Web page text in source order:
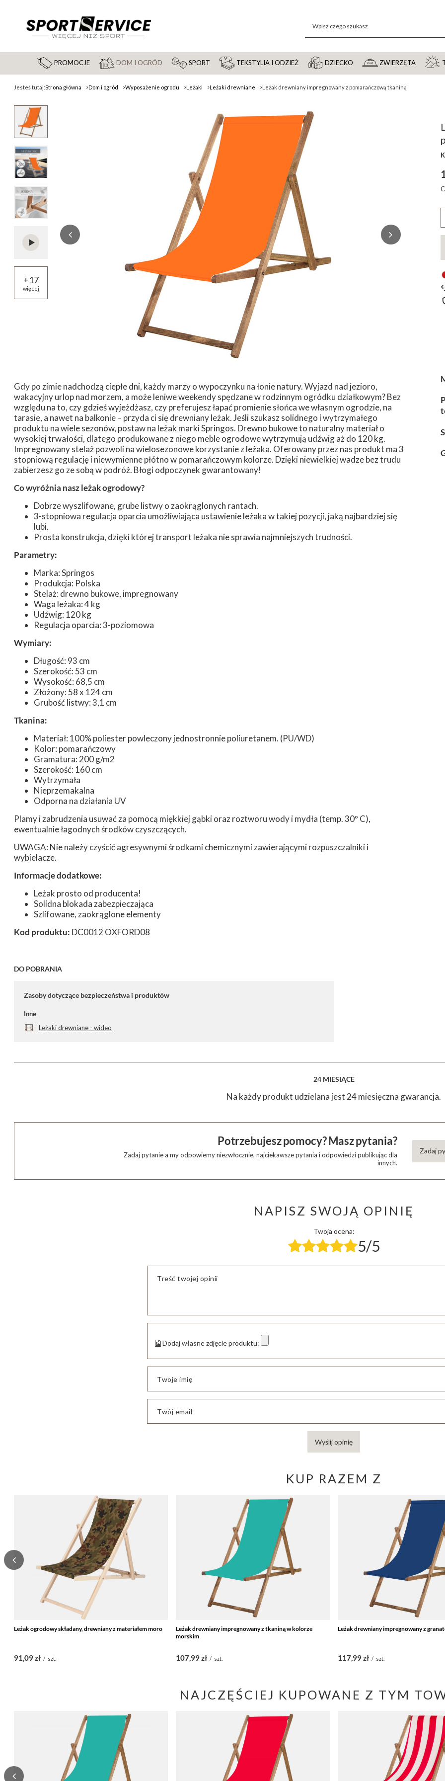
PROMOCJE DOM I OGRÓD SPORT TEKSTYLIA I ODZIEŻ DZIECKO ZWIERZĘTA
Jesteś tutaj:Strona główna Dom i ogród Wyposażenie ogrodu Leżaki Leżaki drewniane Leżak drewniany impregnowany z pomarańczową tkaniną
+17
więcej
Gdy po zimie nadchodzą ciepłe dni, każdy marzy o wypoczynku na łonie natury. Wyjazd nad jezioro,
wakacyjny urlop nad morzem, a może leniwe weekendy spędzane w rodzinnym ogródku działkowym? Bez
względu na to, czy gdzieś wyjeżdżasz, czy preferujesz łapać promienie słońca we własnym ogrodzie, na
tarasie, a nawet na balkonie – przyda ci się drewniany leżak. Jeśli szukasz solidnego i wytrzymałego
produktu na wiele sezonów, postaw na leżak marki Springos. Drewno bukowe to naturalny materiał o
wysokiej trwałości, dlatego produkowane z niego meble ogrodowe wytrzymują udźwig aż do 120 kg.
Impregnowany stelaż pozwoli na wielosezonowe korzystanie z leżaka. Oferowany przez nas produkt ma 3
stopniową regulację i niewymienne płótno w pomarańczowym kolorze. Dzięki niewielkiej wadze bez trudu
zabierzesz go ze sobą w podróż. Błogi odpoczynek gwarantowany!
Co wyróżnia nasz leżak ogrodowy?
Dobrze wyszlifowane, grube listwy o zaokrąglonych rantach.
3-stopniowa regulacja oparcia umożliwiająca ustawienie leżaka w takiej pozycji, jaką najbardziej się
lubi.
Prosta konstrukcja, dzięki której transport leżaka nie sprawia najmniejszych trudności.
Parametry:
Marka: Springos
Produkcja: Polska
Stelaż: drewno bukowe, impregnowany
Waga leżaka: 4 kg
Udźwig: 120 kg
Regulacja oparcia: 3-poziomowa
Wymiary:
Długość: 93 cm
Szerokość: 53 cm
Wysokość: 68,5 cm
Złożony: 58 x 124 cm
Grubość listwy: 3,1 cm
Tkanina:
Materiał: 100% poliester powleczony jednostronnie poliuretanem. (PU/WD)
Kolor: pomarańczowy
Gramatura: 200 g/m2
Szerokość: 160 cm
Wytrzymała
Nieprzemakalna
Odporna na działania UV
Plamy i zabrudzenia usuwać za pomocą miękkiej gąbki oraz roztworu wody i mydła (temp. 30º C),
ewentualnie łagodnych środków czyszczących.
UWAGA: Nie należy czyścić agresywnymi środkami chemicznymi zawierającymi rozpuszczalniki i
wybielacze.
Informacje dodatkowe:
Leżak prosto od producenta!
Solidna blokada zabezpieczająca
Szlifowane, zaokrąglone elementy
Kod produktu: DC0012 OXFORD08
DO POBRANIA
Zasoby dotyczące bezpieczeństwa i produktów
Inne
Leżaki drewniane - wideo
24 MIESIĄCE
Na każdy produkt udzielana jest 24 miesięczna gwarancja.
Potrzebujesz pomocy? Masz pytania?
Zadaj pytanie a my odpowiemy niezwłocznie, najciekawsze pytania i odpowiedzi publikując dla
innych.
Zadaj
NAPISZ SWOJĄ OPINIĘ
Twoja ocena:
5/5
Treść twojej opinii
Dodaj własne zdjęcie produktu:
Twoje imię
Twój email
Wyślij opinię
KUP RAZEM Z
Leżak ogrodowy składany, drewniany z materiałem moro
91,09 zł / szt.
Leżak drewniany impregnowany z tkaniną w kolorze
morskim
107,99 zł / szt.
Leżak drewniany impregnowany z
117,99 zł / szt.
NAJCZĘŚCIEJ KUPOWANE Z TYM